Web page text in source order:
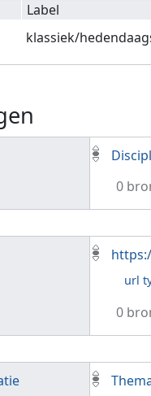
Label
klassiek/
0
url
0